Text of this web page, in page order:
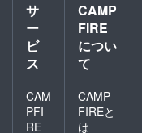
サ
ー
ビ
ス
CAM
PFI
RE
CAMP
FIRE
につい
て
CAMP
FIREと
は